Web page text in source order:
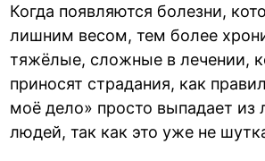
Когда появляются болезни,
лишним весом, тем более
тяжёлые, сложные в лечении,
приносят страдания, как
моё дело» просто выпадает из
людей, так как это уже не